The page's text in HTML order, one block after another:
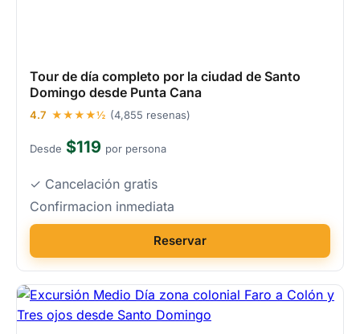
Tour de día completo por la ciudad de Santo
Domingo desde Punta Cana
4.7 ★★★★½ (4,855 resenas)
Desde $119 por persona
✓ Cancelación gratis
Confirmacion inmediata
Reservar